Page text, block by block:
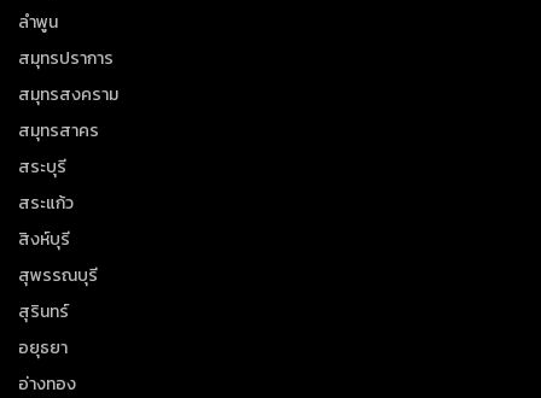
ลำพูน
สมุทรปราการ
สมุทรสงคราม
สมุทรสาคร
สระบุรี
สระแก้ว
สิงห์บุรี
สุพรรณบุรี
สุรินทร์
อยุธยา
อ่างทอง